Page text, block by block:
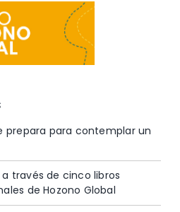
prepara para contemplar un
través de cinco libros
de Hozono Global